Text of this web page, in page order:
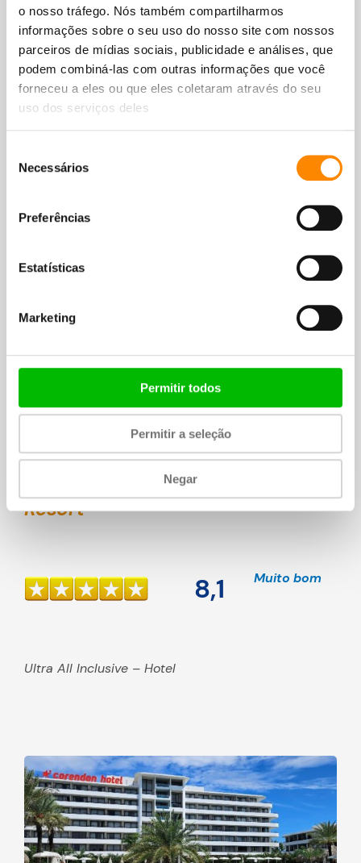
o nosso tráfego. Nós também compartilharmos
informações sobre o seu uso do nosso site com nossos
parceiros de mídias sociais, publicidade e análises, que
podem combiná-las com outras informações que você
forneceu a eles ou que eles coletaram através do seu
uso dos serviços deles
Necessários
Preferências
Estatísticas
Marketing
Permitir todos
Permitir a seleção
Negar
Resort mais reservado
Diretamente na praia de Jan Thiel
Conceito TUI Time To Smile
3 piscinas + 2 jacuzzis
Localizada em Jan Thiel
há anos. Com excelente localização, perto da
popular Jan Thiel, com bares de praia, restaurantes
espaçosos com mobília de luxo (incluindo
Exibir Chogogo »
Corendon Mangrove Beach
Resort
8,1 Muito bom
Ultra All Inclusive – Hotel